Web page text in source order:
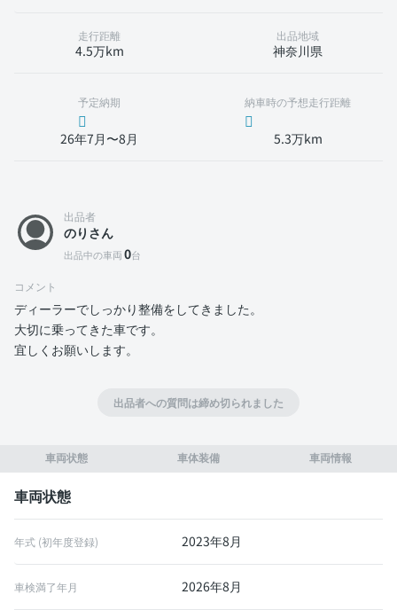
走行距離
4.5万km
出品地域
神奈川県
予定納期
26年7月〜8月
納車時の予想走行距離
5.3万km
車両状態 車体装備 車両情報
車両状態
年式 (初年度登録) 2023年8月
車検満了年月 2026年8月
出品者
のりさん
出品中の車両0台
コメント
ディーラーでしっかり整備をしてきました。
大切に乗ってきた車です。
宜しくお願いします。
出品者への質問は締め切られました